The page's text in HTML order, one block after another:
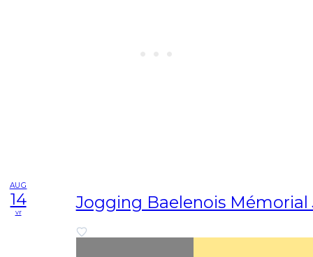
AUG
14
vr Jogging Baelenois Mémorial